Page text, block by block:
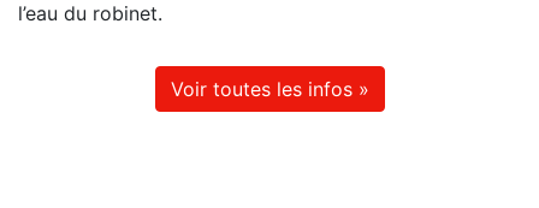
l’eau du robinet.
Voir toutes les infos »